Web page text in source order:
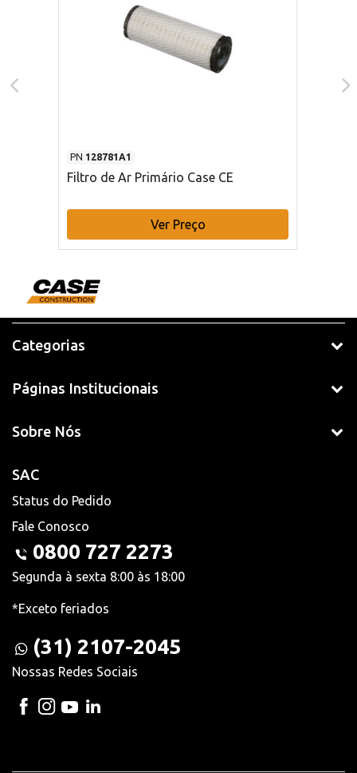
PN 128781A1
Filtro de Ar Primário Case CE
Ver Preço
Categorias
Páginas Institucionais
Sobre Nós
SAC
Status do Pedido
Fale Conosco
0800 727 2273
Segunda à sexta 8:00 às 18:00
*Exceto feriados
(31) 2107-2045
Nossas Redes Sociais